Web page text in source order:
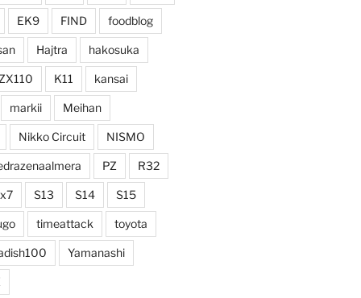
EK9 FIND foodblog
Hajtra hakosuka
K11 kansai
markii Meihan
Nikko Circuit NISMO
PZ R32
S13 S14 S15
timeattack toyota
Yamanashi